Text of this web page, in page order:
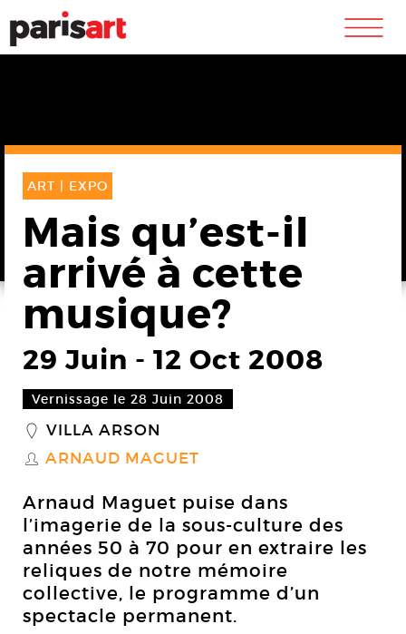
m
ART | EXPO
Mais qu’est-il
arrivé à cette
musique?
29 Juin - 12 Oct 2008
Vernissage le 28 Juin 2008
_ VILLA ARSON
S ARNAUD MAGUET
Arnaud Maguet puise dans
l’imagerie de la sous-culture des
années 50 à 70 pour en extraire les
reliques de notre mémoire
collective, le programme d’un
spectacle permanent.